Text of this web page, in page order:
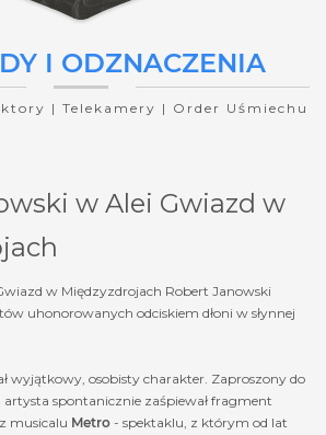
I ODZNACZENIA
| Telekamery | Order Uśmiechu
w Alei Gwiazd w
w Międzyzdrojach Robert Janowski
uhonorowanych odciskiem dłoni w słynnej
wyjątkowy, osobisty charakter. Zaproszony do
artysta spontanicznie zaśpiewał fragment
z musicalu Metro - spektaklu, z którym od lat